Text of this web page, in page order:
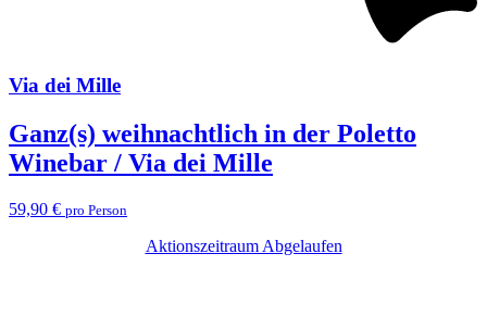
Via dei Mille
Ganz(s) weihnachtlich in der Poletto
Winebar / Via dei Mille
59,90 € pro Person
Aktionszeitraum Abgelaufen